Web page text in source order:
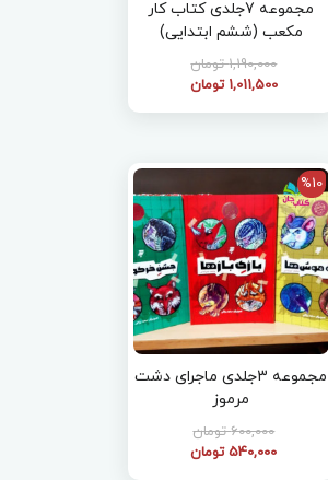
مجموعه 7جلدی کتاب کار
مکعب (ششم ابتدایی)
1,190,000 تومان
1,011,500 تومان
%10
مجموعه 3جلدی ماجرای دشت
مرموز
600,000 تومان
540,000 تومان